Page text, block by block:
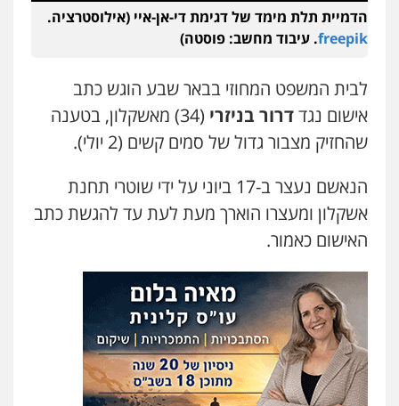
עו"ד מוחמד רחאל
0502228917
בר ציון – אוזן משרד עורכי דין
חמורה
0505258475
עו"ד מוחמד סביחאת
פלילי תעבורה פשיעה כלכלית
0525077716
עו"ד אמיר נאטור
פלילי פשיעה חמורה צווארון לבן מעצרים
0543326767
הדמיית תלת מימד של דגימת די-אן-איי (אילוסטרציה.
freepik. עיבוד מחשב: פוסטה)
לבית המשפט המחוזי בבאר שבע הוגש כתב
אישום נגדדרור בניזרי
(34) מאשקלון, בטענה
שהחזיק מצבור גדול של סמים קשים (2 יולי).
הנאשם נעצר ב-17 ביוני על ידי שוטרי תחנת
אשקלון ומעצרו הוארך מעת לעת עד להגשת כתב
האישום כאמור.